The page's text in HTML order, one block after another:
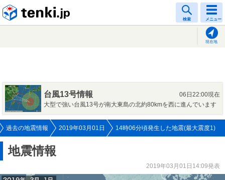
検索 メニュー
現在地
台風13号情報
06日22:00現在
大型で強い台風13号が南大東島の北約80kmを西に進んでいます
過去の地震情報 2019年03月01日 14時06分頃発生した地震(最大震度1)
地震情報
2019年03月01日14:09発表